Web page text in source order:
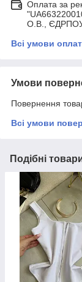
Оплата за
О.В.,
Всі умови
Умови
Повернення
Всі умови
Подібні